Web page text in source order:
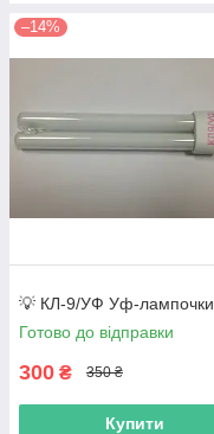
–14%
💡 КЛ-9/УФ Уф-лaмпoчки
Готово до відправки
300 ₴ 350 ₴
Купити